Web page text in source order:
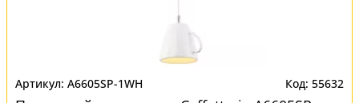
A6605SP-1WH 55632